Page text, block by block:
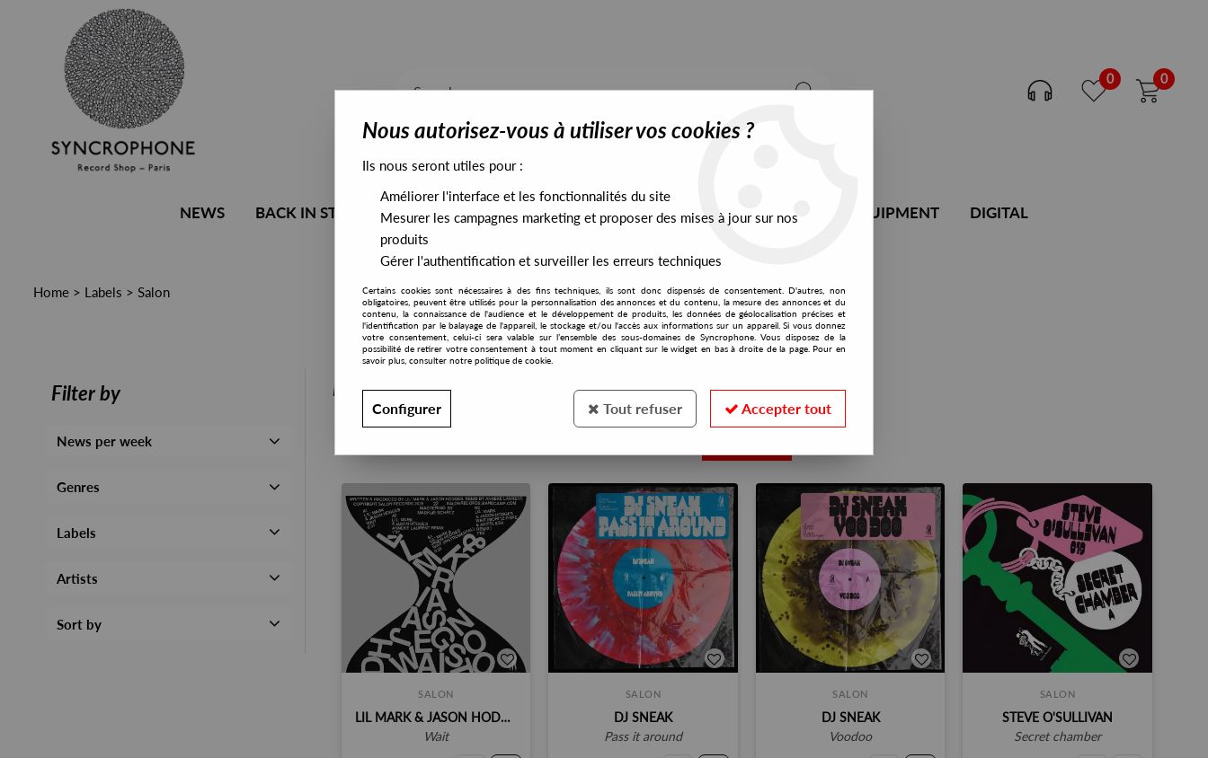
0 0
NEWS BACK IN STOCK ALL STOCK EXCLUSIVES PRESALES EXCLUSIVES DJ EQUIPMENT DIGITAL
Home > Labels > Salon
Filter by
News per week
Genres
Labels
Artists
Sort by
PRESALES EXCLUSIVES
SALON
LIL MARK & JASON HODGES
wait
SALON
DJ SNEAK
pass it around
SALON
DJ SNEAK
voodoo
SALON
STEVE O'SULLIVAN
secret chamber
Nous autorisez-vous à utiliser vos cookies ?
Ils nous seront utiles pour :
Améliorer l'interface et les fonctionnalités du site
Mesurer les campagnes marketing et proposer des mises à jour sur nos
produits
Gérer l'authentification et surveiller les erreurs techniques
Certains cookies sont nécessaires à des fins techniques, ils sont donc dispensés de consentement. D'autres, non
obligatoires, peuvent être utilisés pour la personnalisation des annonces et du contenu, la mesure des annonces et du
contenu, la connaissance de l'audience et le développement de produits, les données de géolocalisation précises et
l'identification par le balayage de l'appareil, le stockage et/ou l'accès aux informations sur un appareil. Si vous donnez
votre consentement, celui-ci sera valable sur l’ensemble des sous-domaines de Syncrophone. Vous disposez de la
possibilité de retirer votre consentement à tout moment en cliquant sur le widget en bas à droite de la page. Pour en
savoir plus, consulter notre politique de cookie.
Configurer Tout refuser Accepter tout